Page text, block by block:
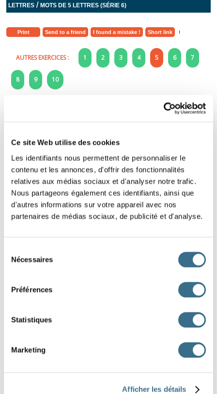
Ce site Web utilise des cookies
Les identifiants nous permettent de personnaliser le
contenu et les annonces, d'offrir des fonctionnalités
relatives aux médias sociaux et d'analyser notre trafic.
Nous partageons également ces identifiants, ainsi que
d'autres informations sur votre appareil avec nos
partenaires de médias sociaux, de publicité et d'analyse.
Nécessaires
Préférences
Statistiques
Marketing
Afficher les détails
LETTRES /MOTS DE 5 LETTRES (SÉRIE 6)
Print Send to a friend I found a mistake ! Short link
AUTRES EXERCICES : 1 2 3 4 5 6 7
8 9 10
5 - Lettres mélangées : Mot de 5 lettres
mot.
Indice : Délire
L O E F I
DONE!